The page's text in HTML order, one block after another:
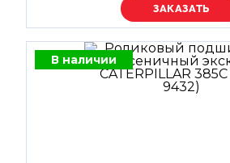
Уточняйте цену
В наличии